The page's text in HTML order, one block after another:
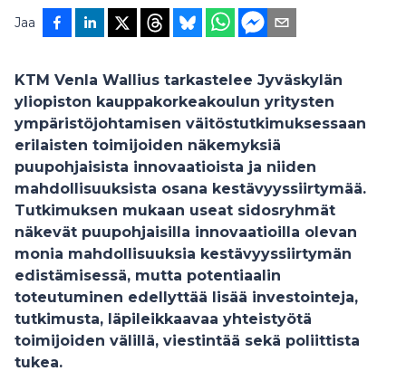
Jaa
KTM Venla Wallius tarkastelee Jyväskylän
yliopiston kauppakorkeakoulun yritysten
ympäristöjohtamisen väitöstutkimuksessaan
erilaisten toimijoiden näkemyksiä
puupohjaisista innovaatioista ja niiden
mahdollisuuksista osana kestävyyssiirtymää.
Tutkimuksen mukaan useat sidosryhmät
näkevät puupohjaisilla innovaatioilla olevan
monia mahdollisuuksia kestävyyssiirtymän
edistämisessä, mutta potentiaalin
toteutuminen edellyttää lisää investointeja,
tutkimusta, läpileikkaavaa yhteistyötä
toimijoiden välillä, viestintää sekä poliittista
tukea.